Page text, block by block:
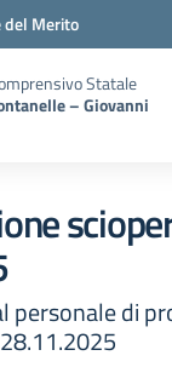
Merito
Statale
– Giovanni
personale di